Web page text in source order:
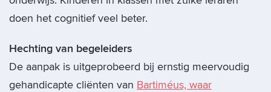
doen het cognitief veel beter.
Hechting van begeleiders
De aanpak is uitgeprobeerd bij ernstig meervoudig
gehandicapte cliënten van Bartiméus, waar